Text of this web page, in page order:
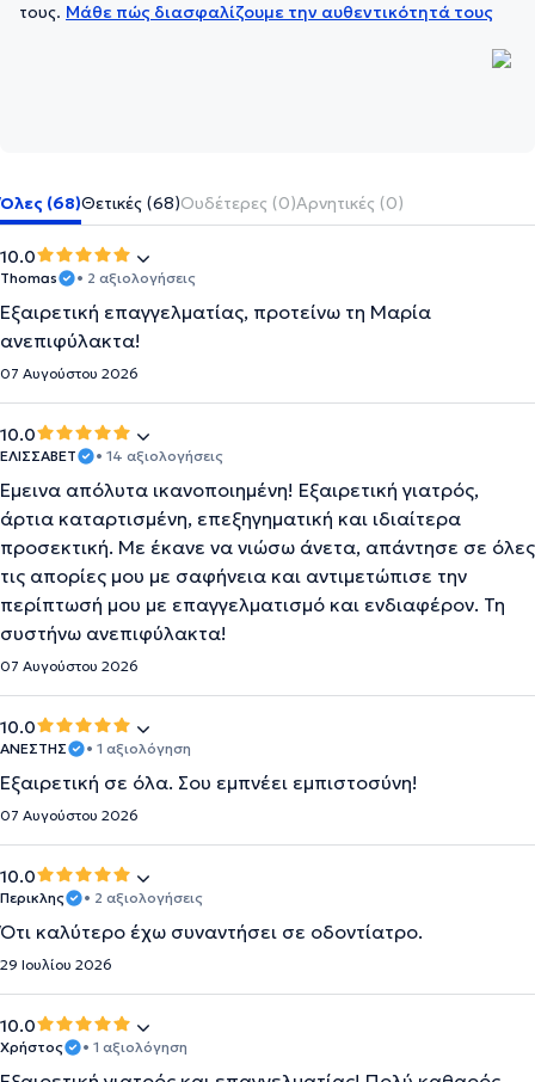
τους. Μάθε πώς διασφαλίζουμε την αυθεντικότητά τους
Όλες (68)Θετικές (68)Ουδέτερες (0)Αρνητικές (0)
10.0
Thomas • 2 αξιολογήσεις
Εξαιρετική επαγγελματίας, προτείνω τη Μαρία
ανεπιφύλακτα!
07 Αυγούστου 2026
10.0
ΕΛΙΣΣΑΒΕΤ • 14 αξιολογήσεις
Έμεινα απόλυτα ικανοποιημένη! Εξαιρετική γιατρός,
άρτια καταρτισμένη, επεξηγηματική και ιδιαίτερα
προσεκτική. Με έκανε να νιώσω άνετα, απάντησε σε όλες
τις απορίες μου με σαφήνεια και αντιμετώπισε την
περίπτωσή μου με επαγγελματισμό και ενδιαφέρον. Τη
συστήνω ανεπιφύλακτα!
07 Αυγούστου 2026
10.0
ΑΝΕΣΤΗΣ • 1 αξιολόγηση
Εξαιρετική σε όλα. Σου εμπνέει εμπιστοσύνη!
07 Αυγούστου 2026
10.0
Περικλης • 2 αξιολογήσεις
Ότι καλύτερο έχω συναντήσει σε οδοντίατρο.
29 Ιουλίου 2026
10.0
Χρήστος • 1 αξιολόγηση